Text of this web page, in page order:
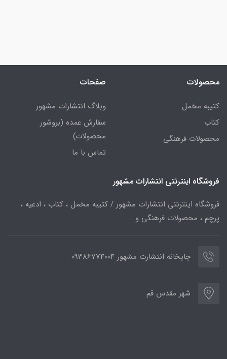
محصولات
کتیبه مخمل
کتاب
محصولات فرهنگی
صفحات
وبلاگ انتشارات مشهور
سفارش عمده (بروشور
محصولات)
تماس با ما
فروشگاه اینترنتی انتشارات مشهور
فروشگاه اینترنتی انتشارات مشهور / کتیبه مخمل ، کتاب ، ادعیه ،
پرچم ، محصولات فرهنگی و ...
چاپخانه انتشارت مشهور 09386774004
شهر مقدس قم